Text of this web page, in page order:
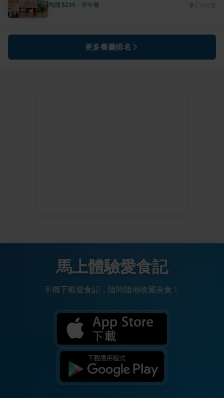
均消 $230 ・ 早午餐 1.74公里
更多餐廳排名
馬上體驗愛食記
手機下載愛食記，隨時隨地收藏美食！